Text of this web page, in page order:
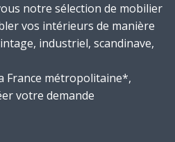
notre sélection de mobilier
vos intérieurs de manière
industriel, scandinave,
France métropolitaine*,
votre demande